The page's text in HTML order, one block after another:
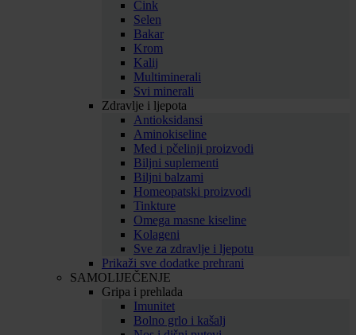
Cink
Selen
Bakar
Krom
Kalij
Multiminerali
Svi minerali
Zdravlje i ljepota
Antioksidansi
Aminokiseline
Med i pčelinji proizvodi
Biljni suplementi
Biljni balzami
Homeopatski proizvodi
Tinkture
Omega masne kiseline
Kolageni
Sve za zdravlje i ljepotu
Prikaži sve dodatke prehrani
SAMOLIJEČENJE
Gripa i prehlada
Imunitet
Bolno grlo i kašalj